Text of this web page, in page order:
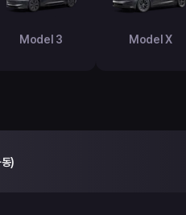
Model 3 Model X
)